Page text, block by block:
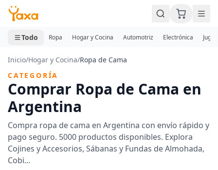
MINI CARRITO
0 productos
Todo Ropa Hogar y Cocina Automotriz Electrónica
Inicio/Hogar y Cocina/Ropa de Cama
CATEGORÍA
Comprar Ropa de Cama en
Argentina
Compra ropa de cama en Argentina con envío rápido y
pago seguro. 5000 productos disponibles. Explora
Cojines y Accesorios, Sábanas y Fundas de Almohada,
Cobi...